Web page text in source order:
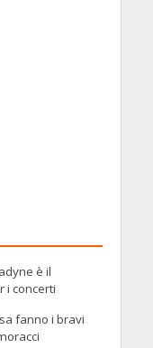
è il
i concerti
fanno i bravi